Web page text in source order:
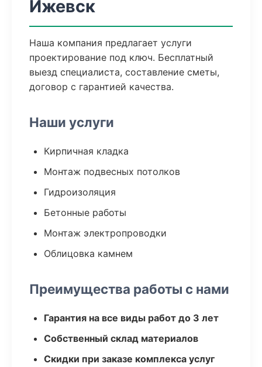
Ижевск
Наша компания предлагает услуги
проектирование под ключ. Бесплатный
выезд специалиста, составление сметы,
договор с гарантией качества.
Наши услуги
Кирпичная кладка
Монтаж подвесных потолков
Гидроизоляция
Бетонные работы
Монтаж электропроводки
Облицовка камнем
Преимущества работы с нами
Гарантия на все виды работ до 3 лет
Собственный склад материалов
Скидки при заказе комплекса услуг